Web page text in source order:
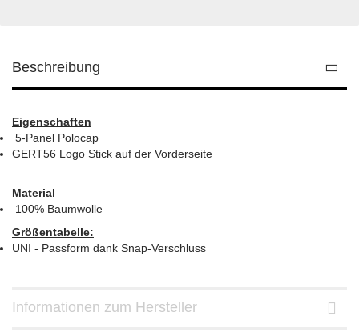
Beschreibung
Eigenschaften
5-Panel Polocap
GERT56 Logo Stick auf der Vorderseite
Material
100% Baumwolle
Größentabelle:
UNI - Passform dank Snap-Verschluss
Informationen zum Hersteller